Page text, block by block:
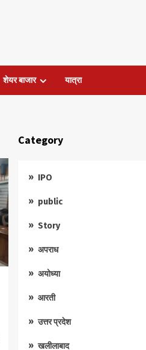
शेयर बाजार यात्रा
Category
IPO
public
Story
अपराध
अयोध्या
आरती
उत्तर प्रदेश
खलीलाबाद